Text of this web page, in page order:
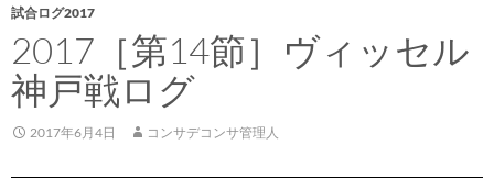
試合ログ2017
2017［第14節］ヴィッセル
神戸戦ログ
2017年6月4日 コンサデコンサ管理人